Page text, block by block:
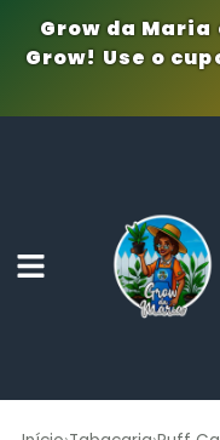
Grow da Maria
Grow! Use o